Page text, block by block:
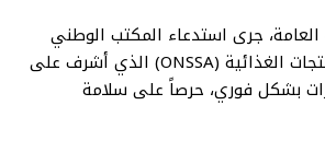
العامة، جرى استدعاء المكتب الوطني
للسلامة الصحية للمنتجات الغذائية (ONSSA) الذي أشرف على
بشكل فوري، حرصاً على سلامة